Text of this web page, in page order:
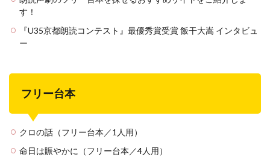
す！
『U35京都朗読コンテスト』最優秀賞受賞 飯干大嵩 インタビュ
ー
フリー台本
クロの話（フリー台本／1人用）
命日は賑やかに（フリー台本／4人用）